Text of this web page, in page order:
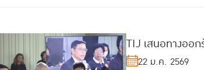
TIJ เสนอทางออก
22 ม.ค. 2569